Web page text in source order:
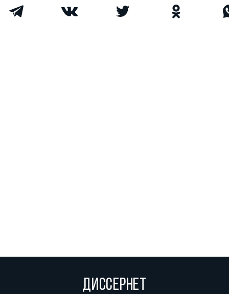
ДИССЕРНЕТ